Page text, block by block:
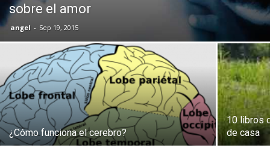
sobre el amor
angel - Sep 19, 2015
¿Cómo funciona el cerebro?
10 libros
de casa